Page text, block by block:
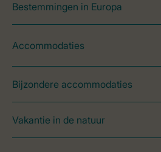
Bestemmingen in Europa
Accommodaties
Bijzondere accommodaties
Vakantie in de natuur